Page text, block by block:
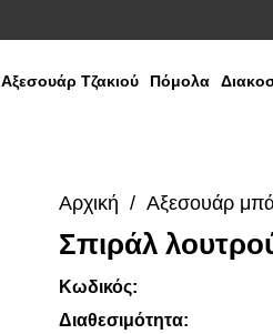
Αξεσουάρ Τζακιού Πόμολα
Αρχική Αξεσουάρ
Σπιράλ
Κωδικός:
Διαθεσιμότητα: